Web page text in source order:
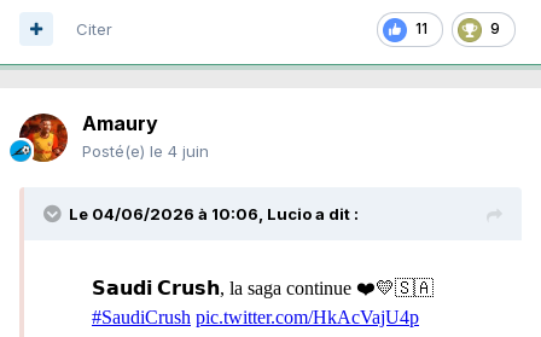
11 9
Citer
Amaury
Posté(e) le 4 juin
Le 04/06/2026 à 10:06, Lucioa dit :